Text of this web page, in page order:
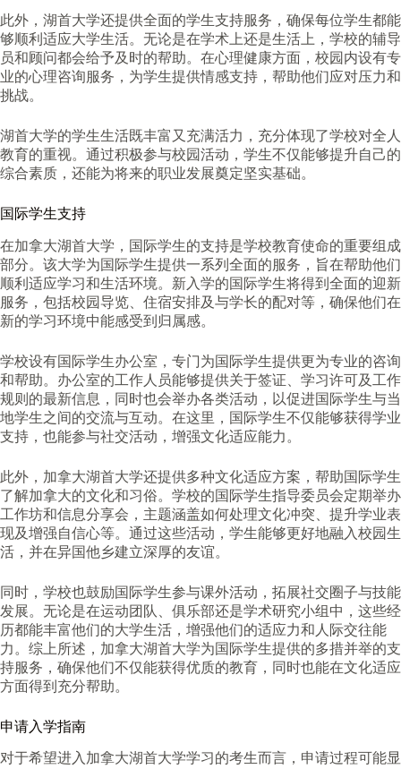
此外，湖首大学还提供全面的学生支持服务，确保每位学生都能
够顺利适应大学生活。无论是在学术上还是生活上，学校的辅导
员和顾问都会给予及时的帮助。在心理健康方面，校园内设有专
业的心理咨询服务，为学生提供情感支持，帮助他们应对压力和
挑战。
湖首大学的学生生活既丰富又充满活力，充分体现了学校对全人
教育的重视。通过积极参与校园活动，学生不仅能够提升自己的
综合素质，还能为将来的职业发展奠定坚实基础。
国际学生支持
在加拿大湖首大学，国际学生的支持是学校教育使命的重要组成
部分。该大学为国际学生提供一系列全面的服务，旨在帮助他们
顺利适应学习和生活环境。新入学的国际学生将得到全面的迎新
服务，包括校园导览、住宿安排及与学长的配对等，确保他们在
新的学习环境中能感受到归属感。
学校设有国际学生办公室，专门为国际学生提供更为专业的咨询
和帮助。办公室的工作人员能够提供关于签证、学习许可及工作
规则的最新信息，同时也会举办各类活动，以促进国际学生与当
地学生之间的交流与互动。在这里，国际学生不仅能够获得学业
支持，也能参与社交活动，增强文化适应能力。
此外，加拿大湖首大学还提供多种文化适应方案，帮助国际学生
了解加拿大的文化和习俗。学校的国际学生指导委员会定期举办
工作坊和信息分享会，主题涵盖如何处理文化冲突、提升学业表
现及增强自信心等。通过这些活动，学生能够更好地融入校园生
活，并在异国他乡建立深厚的友谊。
同时，学校也鼓励国际学生参与课外活动，拓展社交圈子与技能
发展。无论是在运动团队、俱乐部还是学术研究小组中，这些经
历都能丰富他们的大学生活，增强他们的适应力和人际交往能
力。综上所述，加拿大湖首大学为国际学生提供的多措并举的支
持服务，确保他们不仅能获得优质的教育，同时也能在文化适应
方面得到充分帮助。
申请入学指南
对于希望进入加拿大湖首大学学习的考生而言，申请过程可能显